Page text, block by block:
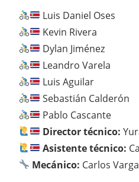
Luis Daniel Oses
Kevin Rivera
Dylan Jiménez
Leandro Varela
Luis Aguilar
Sebastián Calderón
Pablo Cascante
Director técnico:
Asistente técnico:
Mecánico: Carlos